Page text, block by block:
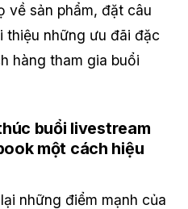
về sản phẩm, đặt câu
thiệu những ưu đãi đặc
hàng tham gia buổi
buổi livestream
một cách hiệu
những điểm mạnh của